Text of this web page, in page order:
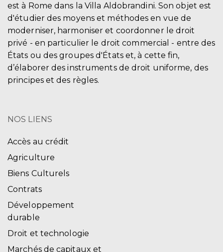
est à Rome dans la Villa Aldobrandini. Son objet est
d'étudier des moyens et méthodes en vue de
moderniser, harmoniser et coordonner le droit
privé - en particulier le droit commercial - entre des
États ou des groupes d'États et, à cette fin,
d’élaborer des instruments de droit uniforme, des
principes et des règles.
NOS LIENS
Accès au crédit
Agriculture
Biens Culturels
Contrats
Développement
durable
Droit et technologie
Marchés de capitaux et